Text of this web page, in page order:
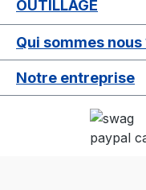
OUTILLAGE
Qui sommes nous
Notre entreprise